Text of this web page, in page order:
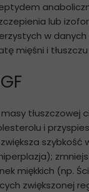
lub
w
mięśni i tłuszczu
tłuszczowej
i
miękkich (np.
zwiększonej